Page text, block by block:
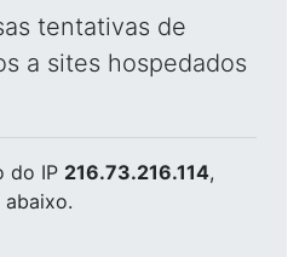
tentativas de
a sites hospedados
do IP 216.73.216.114,